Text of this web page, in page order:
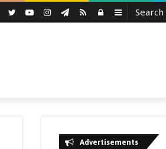
Sidebar
Log
RSS
Telegram
Instagram
YouTube
Twitter
Advertisements